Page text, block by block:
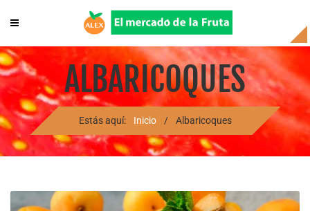
ALBARICOQUES
Estás aquí: Inicio / Albaricoques